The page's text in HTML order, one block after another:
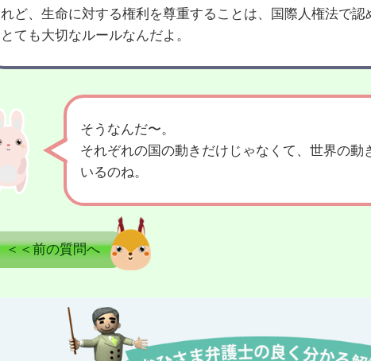
れど、生命に対する権利を尊重することは、国際人権法で認
とても大切なルールなんだよ。
そうなんだ〜。
それぞれの国の動きだけじゃなくて、世界の動
いるのね。
＜＜前の質問へ